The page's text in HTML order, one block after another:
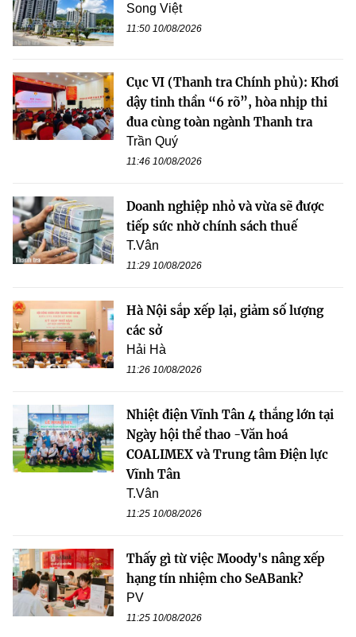
Song Việt
11:50 10/08/2026
Cục VI (Thanh tra Chính phủ): Khơi
dậy tinh thần “6 rõ”, hòa nhịp thi
đua cùng toàn ngành Thanh tra
Trần Quý
11:46 10/08/2026
Doanh nghiệp nhỏ và vừa sẽ được
tiếp sức nhờ chính sách thuế
T.Vân
11:29 10/08/2026
Hà Nội sắp xếp lại, giảm số lượng
các sở
Hải Hà
11:26 10/08/2026
Nhiệt điện Vĩnh Tân 4 thắng lớn tại
Ngày hội thể thao -Văn hoá
COALIMEX và Trung tâm Điện lực
Vĩnh Tân
T.Vân
11:25 10/08/2026
Thấy gì từ việc Moody's nâng xếp
hạng tín nhiệm cho SeABank?
PV
11:25 10/08/2026